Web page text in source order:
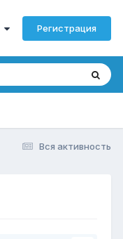
Регистрация
Вся активность